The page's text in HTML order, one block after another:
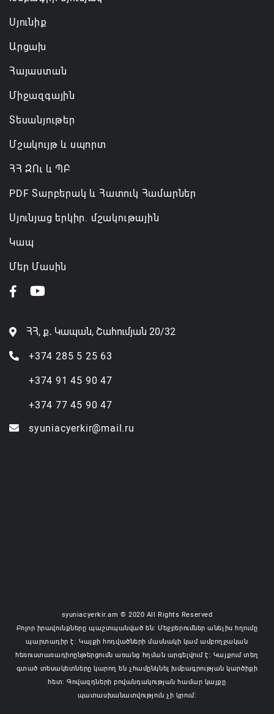
Բաքվում շարունակում է հայ գերիների վերաքննիչ
06.08.2026 12:43
Սյունիք
Արցախ
Հայաստան
Միջազգային
Տեսանյութեր
Մշակույթ և սպորտ
ՀՀ ԶՈւ և ՊԲ
PDF Տարբերակ և Հատուկ Համարներ
Սյունյաց երկիր. մշակութային
Կապ
Մեր Մասին
ՀՀ, ք․ Կապան, Շահումյան 20/32
+374 285 5 25 63
+374 91 45 90 47
+374 77 45 90 47
syuniacyerkir@mail.ru
syuniacyerkir.am © 2020 All Rights Reserved
Բոլոր իրավունքները պաշտպանված են: Մեջբերումներ անելիս հղումը
պարտադիր է: Կայքի հոդվածների մասնակի կամ ամբողջական
հեռուստառադիոընթերցումն առանց հղման արգելվում է: Կայքում տեղ
գտած տեսակետները կարող են չհամընկնել խմբագրության կարծիքի
հետ: Գովազդների բովանդակության համար կայքը
պատասխանատվություն չի կրում: